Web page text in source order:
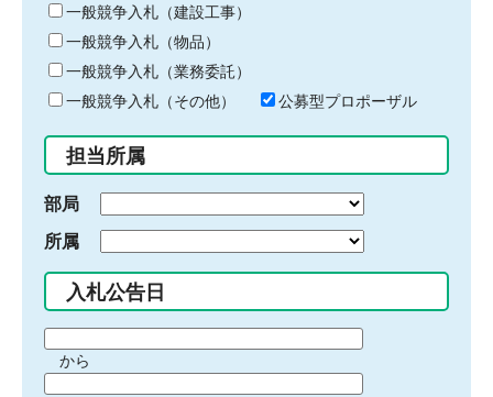
キ
ー
ワ
ー
ド
入
力
一般競争入札（建設工事）
一般競争入札（物品）
一般競争入札（業務委託）
一般競争入札（その他）
公募型プロポーザル
担当所属
部局
所属
入札公告日
間から